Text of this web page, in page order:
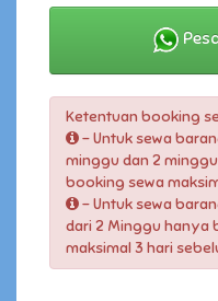
Ketentuan booking
- Untuk sewa
minggu dan 2
booking sewa
- Untuk sewa
dari 2 Minggu hanya
maksimal 3 hari